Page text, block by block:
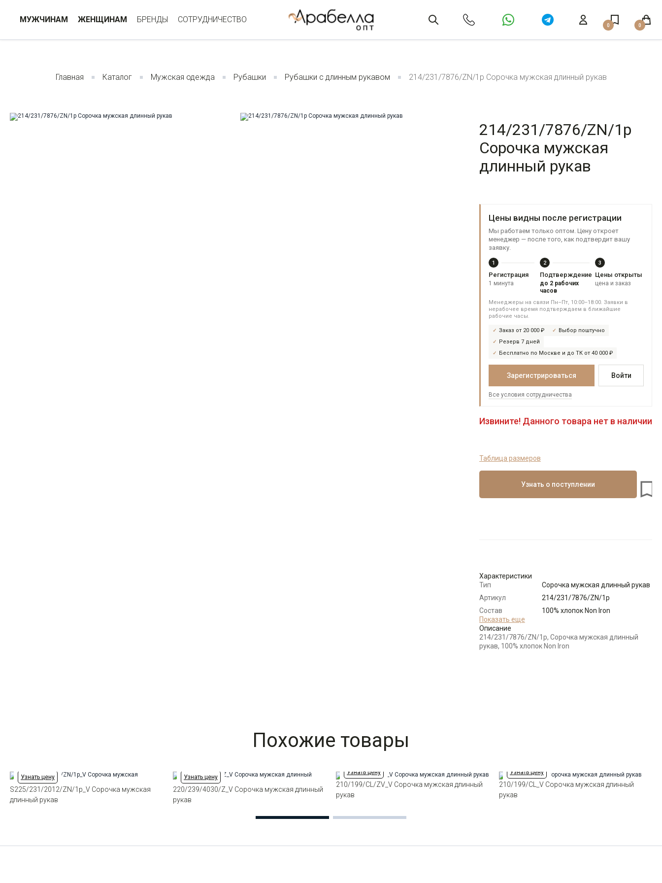
МУЖЧИНАМ ЖЕНЩИНАМ БРЕНДЫ СОТРУДНИЧЕСТВО
0 0
Главная Каталог Мужская одежда Рубашки Рубашки с длинным рукавом 214/231/7876/ZN/1p Сорочка мужская длинный рукав
214/231/7876/ZN/1p
Сорочка мужская
длинный рукав
Цены видны после регистрации
Мы работаем только оптом. Цену откроет
менеджер — после того, как подтвердит вашу
заявку.
1
Регистрация
1 минута
2
Подтверждение
до 2 рабочих
часов
3
Цены открыты
цена и заказ
Менеджеры на связи Пн–Пт, 10:00–18:00. Заявки в
нерабочее время подтверждаем в ближайшие
рабочие часы.
Заказ от 20 000 ₽
Выбор поштучно
Резерв 7 дней
Бесплатно по Москве и до ТК от 40 000 ₽
Зарегистрироваться Войти
Все условия сотрудничества
Извините! Данного товара нет в наличии
Таблица размеров
Узнать о поступлении
Характеристики
Тип
Сорочка мужская длинный рукав
Артикул
214/231/7876/ZN/1p
Состав
сырья
100% хлопок Non Iron
Бренд
Модель
Прилегающая
Показать еще
Описание
214/231/7876/ZN/1p, Сорочка мужская длинный
рукав, 100% хлопок Non Iron
Похожие товары
Узнать цену
S225/231/2012/ZN/1p_V Сорочка мужская
длинный рукав
Узнать цену
220/239/4030/Z_V Сорочка мужская длинный
рукав
Узнать цену
210/199/CL/ZV_V Сорочка мужская длинный
рукав
Узнать цену
210/199/CL_V Сорочка мужская длинный
рукав